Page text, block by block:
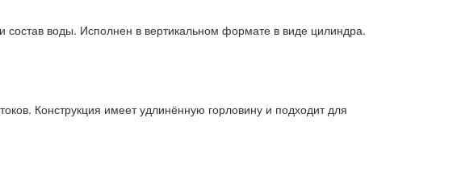
состав воды. Исполнен в вертикальном формате в виде цилиндра.
Конструкция имеет удлинённую горловину и подходит для